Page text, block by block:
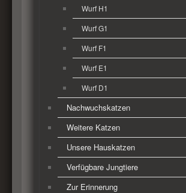
Wurf H1
Wurf G1
Wurf F1
Wurf E1
Wurf D1
Nachwuchskatzen
Weitere Katzen
Unsere Hauskatzen
Verfügbare Jungtiere
Zur Erinnerung